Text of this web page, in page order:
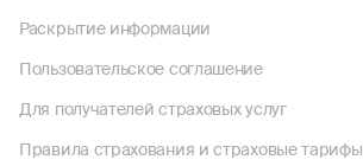
Раскрытие информации
Пользовательское соглашение
Для получателей страховых услуг
Правила страхования и страховые тарифы